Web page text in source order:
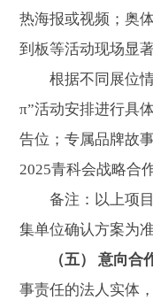
热海报或视频；奥
到板等活动现场显
根据不同展位
π”活动安排进行具
告位；专属品牌故
2025青科会战略合
备注：以上项
集单位确认方案为准
（五） 意向合
事责任的法人实体